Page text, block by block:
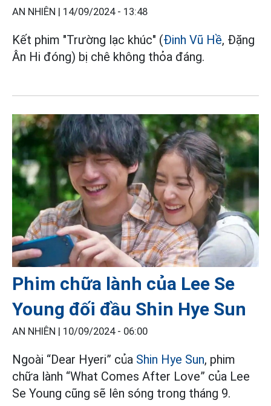
AN NHIÊN | 14/09/2024 - 13:48
Kết phim "Trường lạc khúc" (Đinh Vũ Hề, Đặng
Ân Hi đóng) bị chê không thỏa đáng.
Phim chữa lành của Lee Se
Young đối đầu Shin Hye Sun
AN NHIÊN | 10/09/2024 - 06:00
Ngoài “Dear Hyeri” của Shin Hye Sun, phim
chữa lành “What Comes After Love” của Lee
Se Young cũng sẽ lên sóng trong tháng 9.